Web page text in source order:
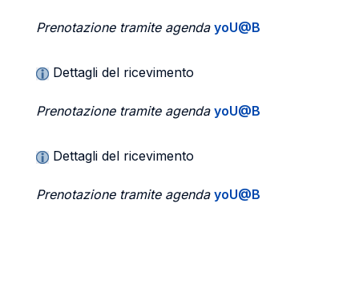
Prenotazione tramite agenda yoU@B
Dettagli del ricevimento
Prenotazione tramite agenda yoU@B
Dettagli del ricevimento
Prenotazione tramite agenda yoU@B